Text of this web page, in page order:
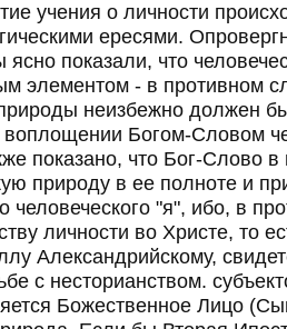
учения о личности
ересями.
показали, что
элементом - в противном
неизбежно должен
Богом-Словом
показано, что Бог-Слово
природу в ее полноте и
человеческого "я", ибо, в
личности во Христе, то
Александрийскому,
с несторианством.
Божественное Лицо